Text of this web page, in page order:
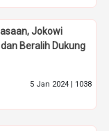
Jokowi
Beralih Dukung
5 Jan 2024 | 1038